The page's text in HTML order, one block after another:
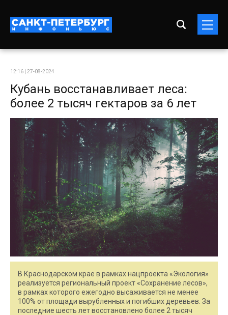
12:16 | 27-08-2024
Кубань восстанавливает леса:
более 2 тысяч гектаров за 6 лет
В Краснодарском крае в рамках нацпроекта «Экология»
реализуется региональный проект «Сохранение лесов»,
в рамках которого ежегодно высаживается не менее
100% от площади вырубленных и погибших деревьев. За
последние шесть лет восстановлено более 2 тысяч